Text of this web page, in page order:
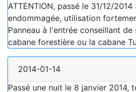
ATTENTION, passé le 31/12/
endommagée, utilisation
Panneau à l'entrée conseillant
cabane forestière ou la cabane
2014-01-14
Passé une nuit le 8 janvier 2014,